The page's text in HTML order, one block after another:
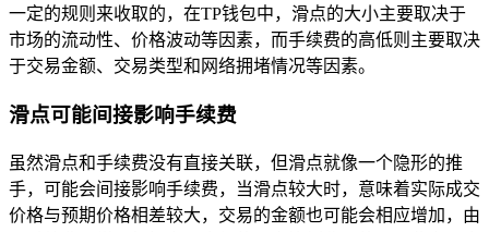
一定的规则来收取的，在TP钱包中，滑点的大小主要取决于
市场的流动性、价格波动等因素，而手续费的高低则主要取决
于交易金额、交易类型和网络拥堵情况等因素。
滑点可能间接影响手续费
虽然滑点和手续费没有直接关联，但滑点就像一个隐形的推
手，可能会间接影响手续费，当滑点较大时，意味着实际成交
价格与预期价格相差较大，交易的金额也可能会相应增加，由